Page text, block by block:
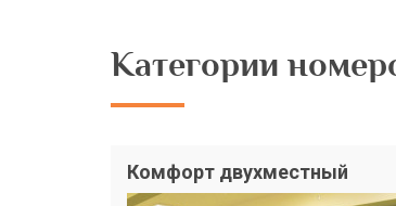
Категории
Комфорт двухместный